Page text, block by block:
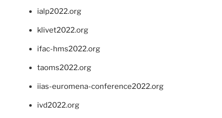
ialp2022.org
klivet2022.org
ifac-hms2022.org
taoms2022.org
iias-euromena-conference2022.org
ivd2022.org